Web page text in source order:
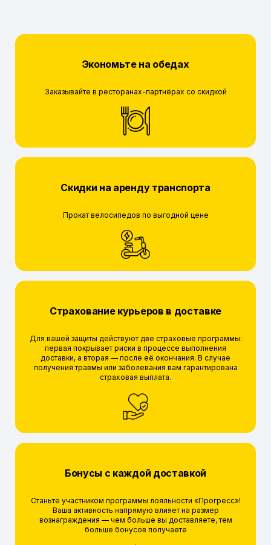
Экономьте на обедах
Заказывайте в ресторанах-партнёрах со скидкой
Скидки на аренду транспорта
Прокат велосипедов по выгодной цене
Страхование курьеров в доставке
Для вашей защиты действуют две страховые программы:
первая покрывает риски в процессе выполнения
доставки, а вторая — после её окончания. В случае
получения травмы или заболевания вам гарантирована
страховая выплата.
Бонусы с каждой доставкой
Станьте участником программы лояльности «Прогресс»!
Ваша активность напрямую влияет на размер
вознаграждения — чем больше вы доставляете, тем
больше бонусов получаете